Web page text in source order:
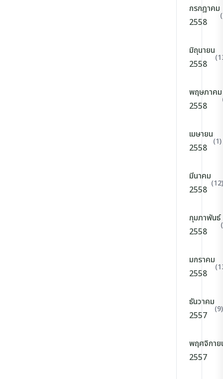
กรกฎาคม
2558
มิถุนายน
2558
พฤษภาคม
2558
เมษายน
2558
(1)
มีนาคม
2558
(12)
กุมภาพันธ์
2558
มกราคม
2558
ธันวาคม
2557
(9)
พฤศจิกาย
2557